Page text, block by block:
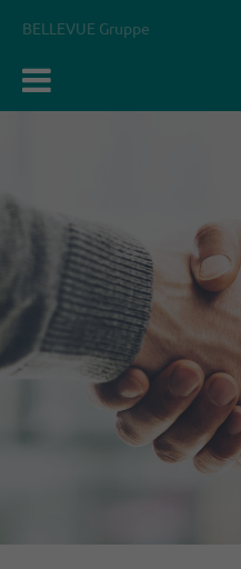
BELLEVUE Gruppe